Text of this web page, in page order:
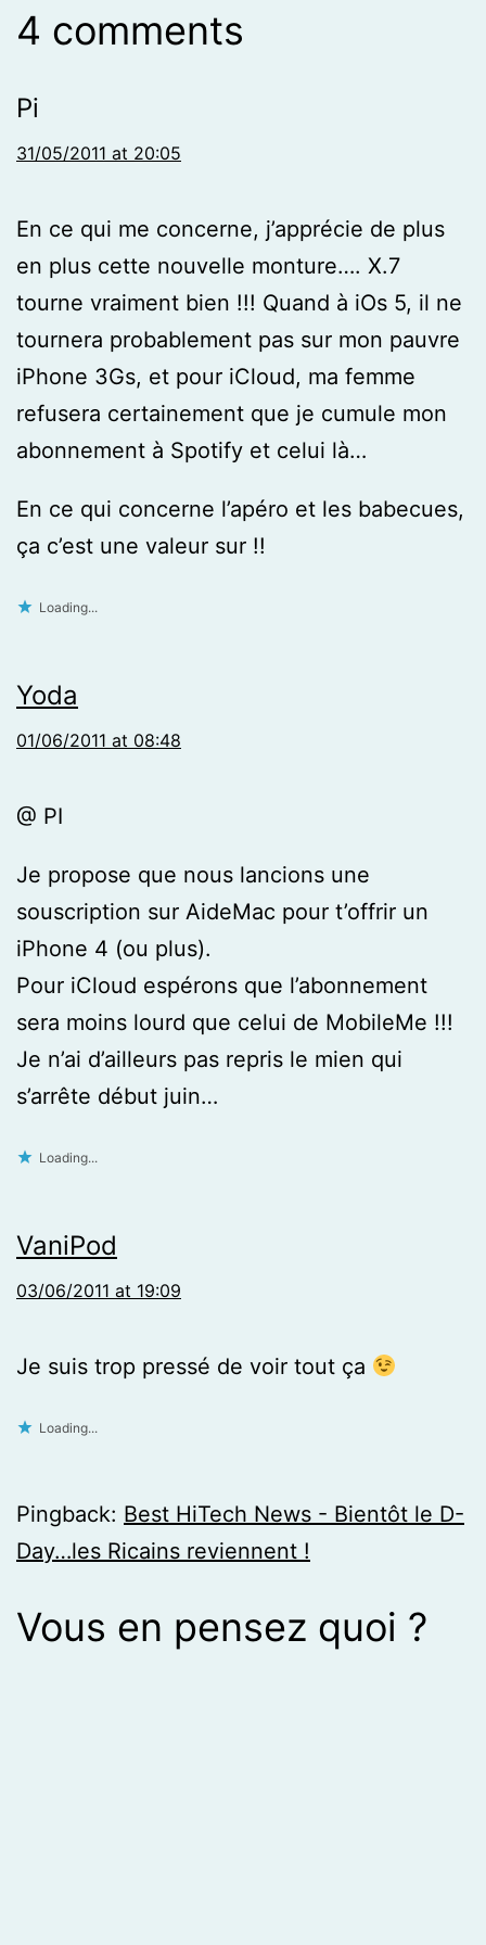
4 comments
Pi
31/05/2011 at 20:05
En ce qui me concerne, j’apprécie de plus
en plus cette nouvelle monture…. X.7
tourne vraiment bien !!! Quand à iOs 5, il ne
tournera probablement pas sur mon pauvre
iPhone 3Gs, et pour iCloud, ma femme
refusera certainement que je cumule mon
abonnement à Spotify et celui là…
En ce qui concerne l’apéro et les babecues,
ça c’est une valeur sur !!
Loading...
Yoda
01/06/2011 at 08:48
@ PI
Je propose que nous lancions une
souscription sur AideMac pour t’offrir un
iPhone 4 (ou plus).
Pour iCloud espérons que l’abonnement
sera moins lourd que celui de MobileMe !!!
Je n’ai d’ailleurs pas repris le mien qui
s’arrête début juin…
Loading...
VaniPod
03/06/2011 at 19:09
Je suis trop pressé de voir tout ça
Loading...
Pingback: Best HiTech News - Bientôt le D-
Day…les Ricains reviennent !
Vous en pensez quoi ?